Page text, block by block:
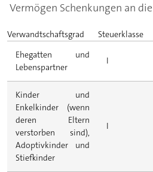
Vermögen Schenkungen an
Verwandtschaftsgrad Steuerklasse
Ehegatten und
Lebenspartner
I
Kinder und
Enkelkinder (wenn
deren Eltern
verstorben sind),
Adoptivkinder und
Stiefkinder
I